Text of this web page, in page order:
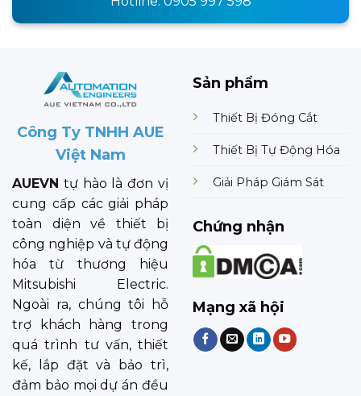
Công Ty TNHH AUE
Việt Nam
AUEVN tự hào là đơn vị
cung cấp các giải pháp
toàn diện về thiết bị
công nghiệp và tự động
hóa từ thương hiệu
Mitsubishi Electric.
Ngoài ra, chúng tôi hỗ
trợ khách hàng trong
quá trình tư vấn, thiết
kế, lắp đặt và bảo trì,
đảm bảo mọi dự án đều
Sản phẩm
Thiết Bị Đóng Cắt
Thiết Bị Tự Động Hóa
Giải Pháp Giám Sát
Chứng nhận
Mạng xã hội